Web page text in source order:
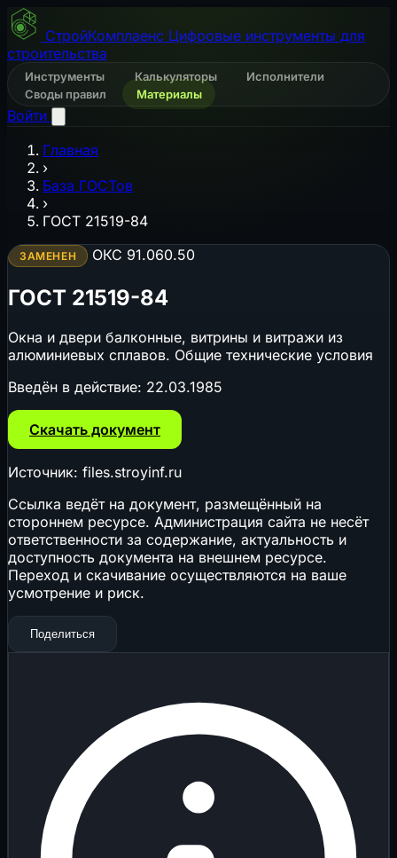
СтройКомплаенс Цифровые инструменты для
строительства
Инструменты Калькуляторы
Исполнители
Своды правил
Материалы
Войти
Главная
›
База ГОСТов
›
ГОСТ 21519-84
ЗАМЕНЕН ОКС 91.060.50
ГОСТ 21519-84
Окна и двери балконные, витрины и витражи из
алюминиевых сплавов. Общие технические условия
Введён в действие: 22.03.1985
Скачать документ
Источник: files.stroyinf.ru
Ссылка ведёт на документ, размещённый на
стороннем ресурсе. Администрация сайта не несёт
ответственности за содержание, актуальность и
доступность документа на внешнем ресурсе.
Переход и скачивание осуществляются на ваше
усмотрение и риск.
Поделиться